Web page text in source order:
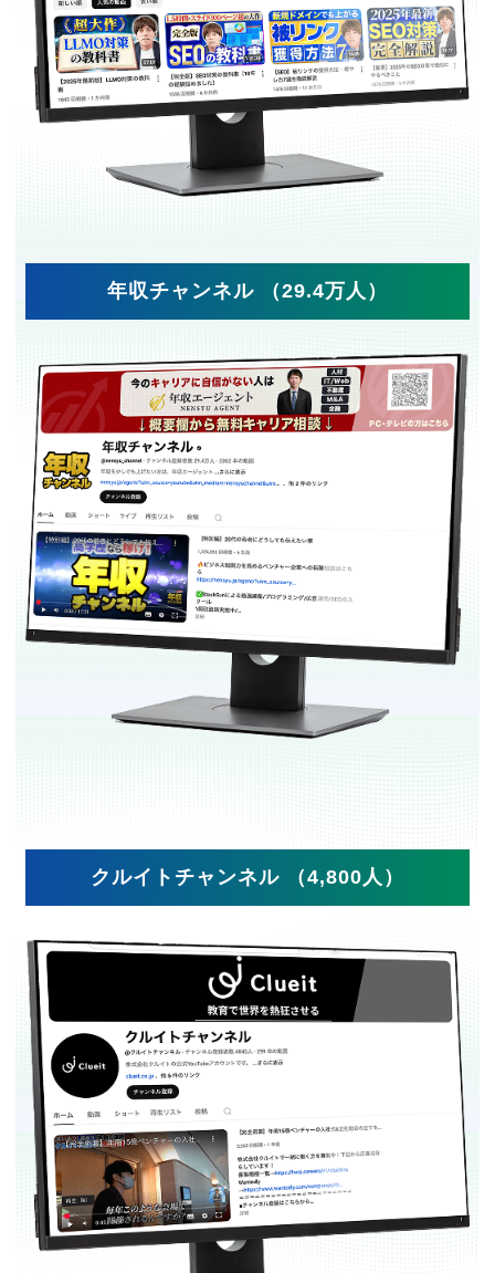
年収チャンネル （29.4万人）
クルイトチャンネル （4,800人）